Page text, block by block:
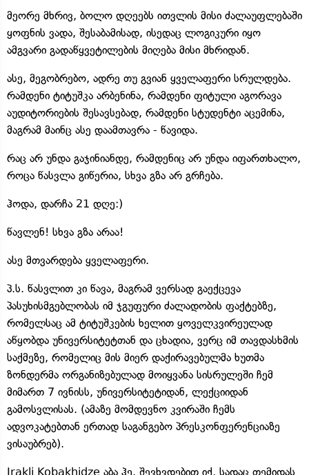
მეორე მხრივ, ბოლო დღეებს ითვლის მისი ძალაუფლებაში
ყოფნის ვადა, შესაბამისად, ისედაც ლოგიკური იყო
ამგვარი გადაწყვეტილების მიღება მისი მხრიდან.
ასე, მეგობრებო, ადრე თუ გვიან ყველაფერი სრულდება.
რამდენი ტიტუშკა არბენინა, რამდენი ფიტული აგორავა
აუდიტორიების შესავსებად, რამდენი სტუდენტი აცემინა,
მაგრამ მაინც ასე დაამთავრა - წავიდა.
რაც არ უნდა გაჯინიანდე, რამდენიც არ უნდა იფართხალო,
როცა წასვლა გიწერია, სხვა გზა არ გრჩება.
ჰოდა, დარჩა 21 დღე:)
წავლენ! სხვა გზა არაა!
ასე მთვარდება ყველაფერი.
პ.ს. წასვლით კი წავა, მაგრამ ვერსად გაექცევა
პასუხისმგებლობას იმ ჯგუფური ძალადობის ფაქტებზე,
რომელსაც ამ ტიტუშკების ხელით ყოველკვირეულად
აწყობდა უნივერსიტეტთან და ცხადია, ვერც იმ თავდასხმის
საქმეზე, რომელიც მის მიერ დაქირავებულმა ხუთმა
ზონდერმა ორგანიზებულად მოიყვანა სისრულეში ჩემ
მიმართ 7 ივნისს, უნივერსიტეტიდან, ლექციიდან
გამოსვლისას. (ამაზე მომდევნო კვირაში ჩემს
ადვოკატებთან ერთად საგანგებო პრესკონფერენციაზე
ვისაუბრებ).
Irakli Kobakhidze აბა ჰე, შევხვდებით იქ, სადაც თემიდას